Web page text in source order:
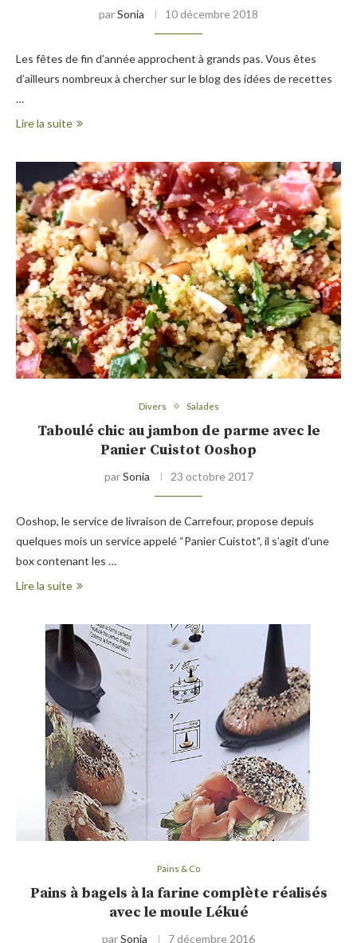
parSonia 10 décembre 2018
Les fêtes de fin d’année approchent à grands pas. Vous êtes
d’ailleurs nombreux à chercher sur le blog des idées de recettes
…
Lire la suite
Divers Salades
Taboulé chic au jambon de parme avec le
Panier Cuistot Ooshop
parSonia 23 octobre 2017
Ooshop, le service de livraison de Carrefour, propose depuis
quelques mois un service appelé “Panier Cuistot“, il s’agit d’une
box contenant les …
Lire la suite
Pains & Co
Pains à bagels à la farine complète réalisés
avec le moule Lékué
parSonia 7 décembre 2016